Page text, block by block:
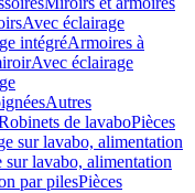
Avec éclairage
intégréArmoires à
Avec éclairage
Autres
de lavaboPièces
sur lavabo, alimentation
sur lavabo, alimentation
par pilesPièces